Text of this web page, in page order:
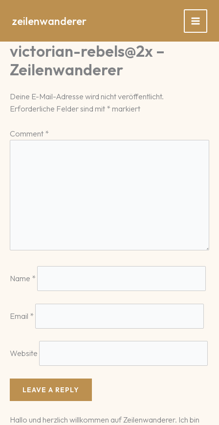
Inhaltzeilenwanderer
victorian-rebels@2x –
Zeilenwanderer
Deine E-Mail-Adresse wird nicht veröffentlicht.
Erforderliche Felder sind mit * markiert
Comment *
Name *
Email *
Website
Hallo und herzlich willkommen auf Zeilenwanderer. Ich bin